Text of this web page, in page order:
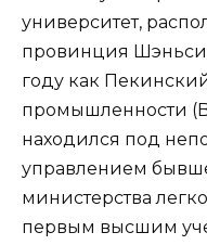
университет,
провинция
году как
промышленности
находился под
управлением
министерства
первым высшим